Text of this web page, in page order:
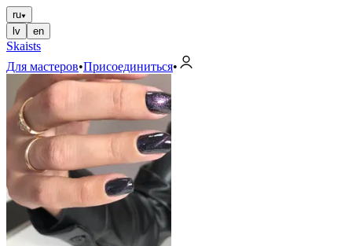
ru
lv
en
Skaists
Для мастеров•Присоединиться•